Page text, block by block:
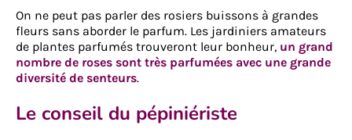
On ne peut pas parler des rosiers buissons à grandes
fleurs sans aborder le parfum. Les jardiniers amateurs
de plantes parfumés trouveront leur bonheur, un grand
nombre de roses sont très parfumées avec une grande
diversité de senteurs.
Le conseil du pépiniériste